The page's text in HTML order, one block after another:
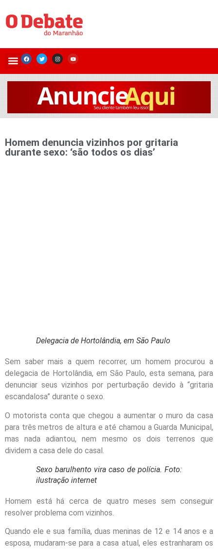
Homem denuncia vizinhos por gritaria
durante sexo: ‘são todos os dias’
Delegacia de Hortolândia, em São Paulo
Sem saber mais a quem recorrer, um homem procurou a
delegacia de Hortolândia, em São Paulo, esta semana, para
denunciar seus vizinhos por perturbação devido à “gritaria
escandalosa” durante o sexo.
O motorista conta que chegou a aumentar o muro da casa
para três metros de altura e até chamou a Guarda Municipal,
mas nada adiantou, nem mesmo os dois terrenos que
dividem a casa dele do casal.
Sexo barulhento vira caso de polícia. Foto:
ilustração internet
Homem está há cerca de quatro meses sem conseguir
resolver problema com vizinhos.
Quando ele e sua família, duas meninas de 12 e 14 anos e a
esposa, mudaram-se para a casa atual, eles estranharam os